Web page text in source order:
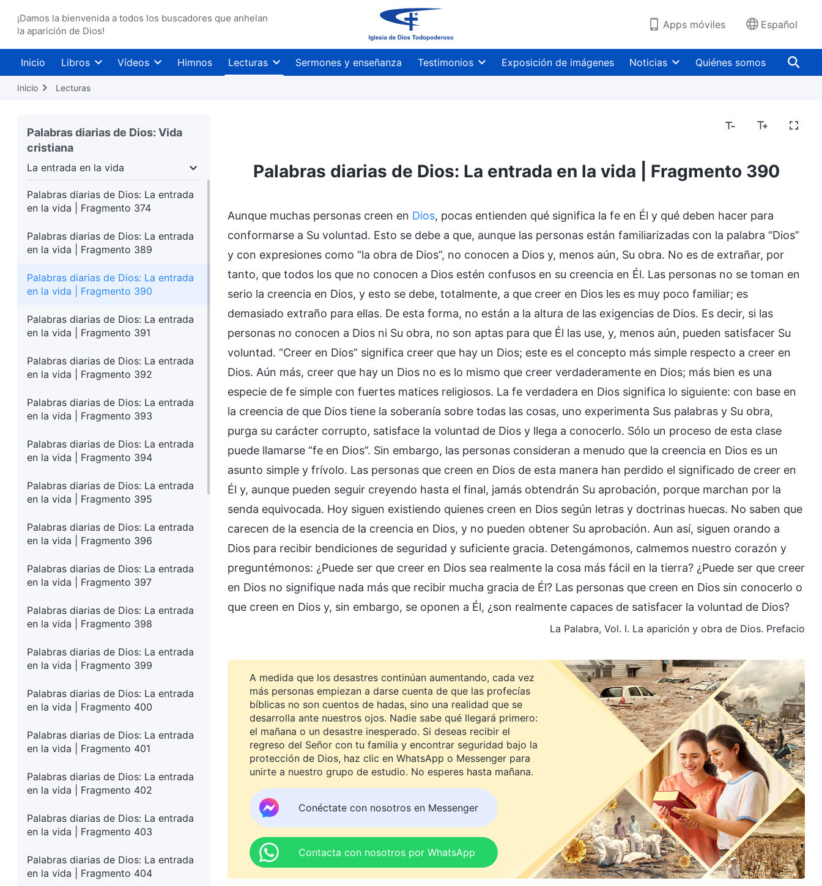
¡Damos la bienvenida a todos los buscadores que anhelan
la aparición de Dios!
Apps móviles Español
Inicio Libros Vídeos Himnos Lecturas Sermones y enseñanza Testimonios Exposición de imágenes Noticias Quiénes somos
Inicio Lecturas
Palabras diarias de Dios: Vida
cristiana
La entrada en la vida
La entrada en la vida Destinos y resultados
Palabras diarias de Dios: La entrada
en la vida | Fragmento 374
Palabras diarias de Dios: La entrada
en la vida | Fragmento 389
Palabras diarias de Dios: La entrada
en la vida | Fragmento 390
Palabras diarias de Dios: La entrada
en la vida | Fragmento 391
Palabras diarias de Dios: La entrada
en la vida | Fragmento 392
Palabras diarias de Dios: La entrada
en la vida | Fragmento 393
Palabras diarias de Dios: La entrada
en la vida | Fragmento 394
Palabras diarias de Dios: La entrada
en la vida | Fragmento 395
Palabras diarias de Dios: La entrada
en la vida | Fragmento 396
Palabras diarias de Dios: La entrada
en la vida | Fragmento 397
Palabras diarias de Dios: La entrada
en la vida | Fragmento 398
Palabras diarias de Dios: La entrada
en la vida | Fragmento 399
Palabras diarias de Dios: La entrada
en la vida | Fragmento 400
Palabras diarias de Dios: La entrada
en la vida | Fragmento 401
Palabras diarias de Dios: La entrada
en la vida | Fragmento 402
Palabras diarias de Dios: La entrada
en la vida | Fragmento 403
Palabras diarias de Dios: La entrada
en la vida | Fragmento 404
Palabras diarias de Dios: La entrada en la vida | Fragmento 390
Aunque muchas personas creen en Dios, pocas entienden qué significa la fe en Él y qué deben hacer para
conformarse a Su voluntad. Esto se debe a que, aunque las personas están familiarizadas con la palabra “Dios”
y con expresiones como “la obra de Dios”, no conocen a Dios y, menos aún, Su obra. No es de extrañar, por
tanto, que todos los que no conocen a Dios estén confusos en su creencia en Él. Las personas no se toman en
serio la creencia en Dios, y esto se debe, totalmente, a que creer en Dios les es muy poco familiar; es
demasiado extraño para ellas. De esta forma, no están a la altura de las exigencias de Dios. Es decir, si las
personas no conocen a Dios ni Su obra, no son aptas para que Él las use, y, menos aún, pueden satisfacer Su
voluntad. “Creer en Dios” significa creer que hay un Dios; este es el concepto más simple respecto a creer en
Dios. Aún más, creer que hay un Dios no es lo mismo que creer verdaderamente en Dios; más bien es una
especie de fe simple con fuertes matices religiosos. La fe verdadera en Dios significa lo siguiente: con base en
la creencia de que Dios tiene la soberanía sobre todas las cosas, uno experimenta Sus palabras y Su obra,
purga su carácter corrupto, satisface la voluntad de Dios y llega a conocerlo. Sólo un proceso de esta clase
puede llamarse “fe en Dios”. Sin embargo, las personas consideran a menudo que la creencia en Dios es un
asunto simple y frívolo. Las personas que creen en Dios de esta manera han perdido el significado de creer en
Él y, aunque pueden seguir creyendo hasta el final, jamás obtendrán Su aprobación, porque marchan por la
senda equivocada. Hoy siguen existiendo quienes creen en Dios según letras y doctrinas huecas. No saben que
carecen de la esencia de la creencia en Dios, y no pueden obtener Su aprobación. Aun así, siguen orando a
Dios para recibir bendiciones de seguridad y suficiente gracia. Detengámonos, calmemos nuestro corazón y
preguntémonos: ¿Puede ser que creer en Dios sea realmente la cosa más fácil en la tierra? ¿Puede ser que creer
en Dios no signifique nada más que recibir mucha gracia de Él? Las personas que creen en Dios sin conocerlo o
que creen en Dios y, sin embargo, se oponen a Él, ¿son realmente capaces de satisfacer la voluntad de Dios?
La Palabra, Vol. I. La aparición y obra de Dios. Prefacio
A medida que los desastres continúan aumentando, cada vez
más personas empiezan a darse cuenta de que las profecías
bíblicas no son cuentos de hadas, sino una realidad que se
desarrolla ante nuestros ojos. Nadie sabe qué llegará primero:
el mañana o un desastre inesperado. Si deseas recibir el
regreso del Señor con tu familia y encontrar seguridad bajo la
protección de Dios, haz clic en WhatsApp o Messenger para
unirte a nuestro grupo de estudio. No esperes hasta mañana.
Conéctate con nosotros en Messenger
Contacta con nosotros por WhatsApp